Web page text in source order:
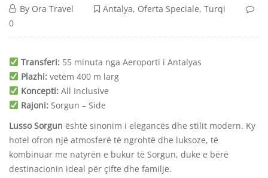
Lusso
Sorgun
–
Side,
Antalya
July
10,
2024
By Ora Travel Antalya, Oferta Speciale, Turqi
0
Lusso
Sorgun
–
Side,
Antalya
Transferi:55 minuta nga Aeroporti i Antalyas
Plazhi:vetëm 400 m larg
Koncepti:All Inclusive
Rajoni:Sorgun – Side
Lusso Sorgun është sinonim i elegancës dhe stilit modern. Ky
hotel ofron një atmosferë të ngrohtë dhe luksoze, të
kombinuar me natyrën e bukur të Sorgun, duke e bërë
destinacionin ideal për çifte dhe familje.